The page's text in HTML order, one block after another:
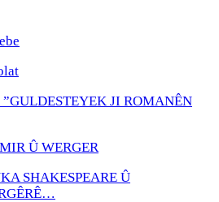
JI ROMANÊN
SHAKESPEARE Û